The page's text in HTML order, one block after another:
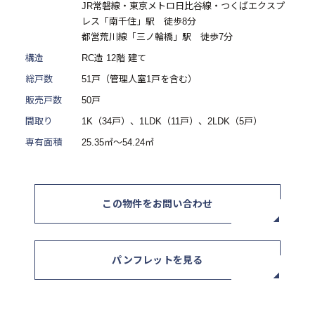
ニュース / イベント
セミナー・イベント申込み
0120-634-319
JR常磐線・東京メトロ日比谷線・つくばエクスプ
レス「南千住」駅 徒歩8分
都営荒川線「三ノ輪橋」駅 徒歩7分
構造
RC造 12階 建て
総戸数
51戸（管理人室1戸を含む）
販売戸数
50戸
間取り
1K（34戸）、1LDK（11戸）、2LDK（5戸）
専有面積
25.35㎡～54.24㎡
この物件をお問い合わせ
パンフレットを見る